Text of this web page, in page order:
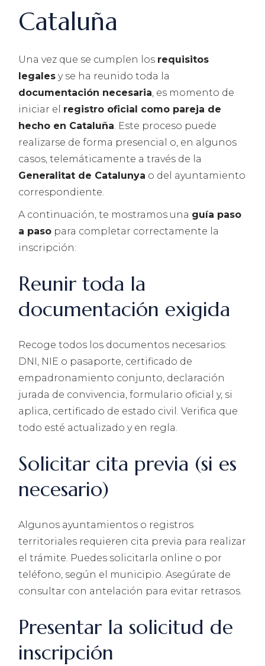
Cataluña
Una vez que se cumplen los requisitos
legales y se ha reunido toda la
documentación necesaria, es momento de
iniciar el registro oficial como pareja de
hecho en Cataluña. Este proceso puede
realizarse de forma presencial o, en algunos
casos, telemáticamente a través de la
Generalitat de Catalunya o del ayuntamiento
correspondiente.
A continuación, te mostramos una guía paso
a paso para completar correctamente la
inscripción:
Reunir toda la
documentación exigida
Recoge todos los documentos necesarios:
DNI, NIE o pasaporte, certificado de
empadronamiento conjunto, declaración
jurada de convivencia, formulario oficial y, si
aplica, certificado de estado civil. Verifica que
todo esté actualizado y en regla.
Solicitar cita previa (si es
necesario)
Algunos ayuntamientos o registros
territoriales requieren cita previa para realizar
el trámite. Puedes solicitarla online o por
teléfono, según el municipio. Asegúrate de
consultar con antelación para evitar retrasos.
Presentar la solicitud de
inscripción